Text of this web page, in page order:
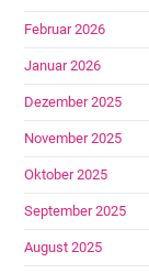
Februar 2026
Januar 2026
Dezember 2025
November 2025
Oktober 2025
September 2025
August 2025